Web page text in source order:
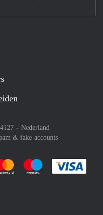
– Nederland
& fake-accounts
easily with :payment method
Pay easily with :payment
Pay easily with